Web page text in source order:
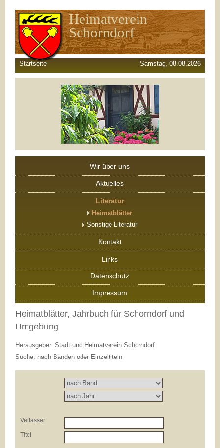
Heimatverein
Schorndorf
Startseite Samstag, 08.08.2026
Wir über uns
Aktuelles
Literatur
Heimatblätter
Sonstige Literatur
Kontakt
Links
Datenschutz
Impressum
Heimatblätter, Jahrbuch für Schorndorf und
Umgebung
Herausgeber: Stadt und Heimatverein Schorndorf
Suche: nach Bänden oder Einzeltiteln
Verfasser
Titel